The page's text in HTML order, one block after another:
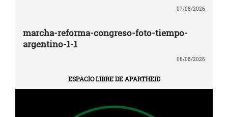
07/08/2026
marcha-reforma-congreso-foto-tiempo-
argentino-1-1
06/08/2026
ESPACIO LIBRE DE APARTHEID